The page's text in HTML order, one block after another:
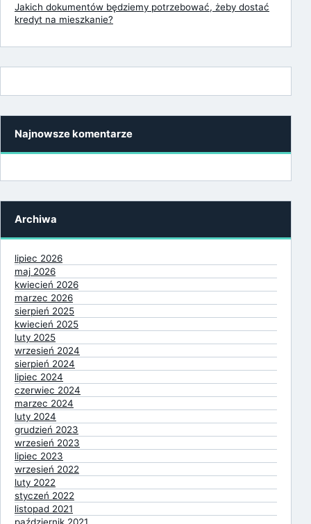
Jakich dokumentów będziemy potrzebować, żeby dostać
kredyt na mieszkanie?
Najnowsze komentarze
Archiwa
lipiec 2026
maj 2026
kwiecień 2026
marzec 2026
sierpień 2025
kwiecień 2025
luty 2025
wrzesień 2024
sierpień 2024
lipiec 2024
czerwiec 2024
marzec 2024
luty 2024
grudzień 2023
wrzesień 2023
lipiec 2023
wrzesień 2022
luty 2022
styczeń 2022
listopad 2021